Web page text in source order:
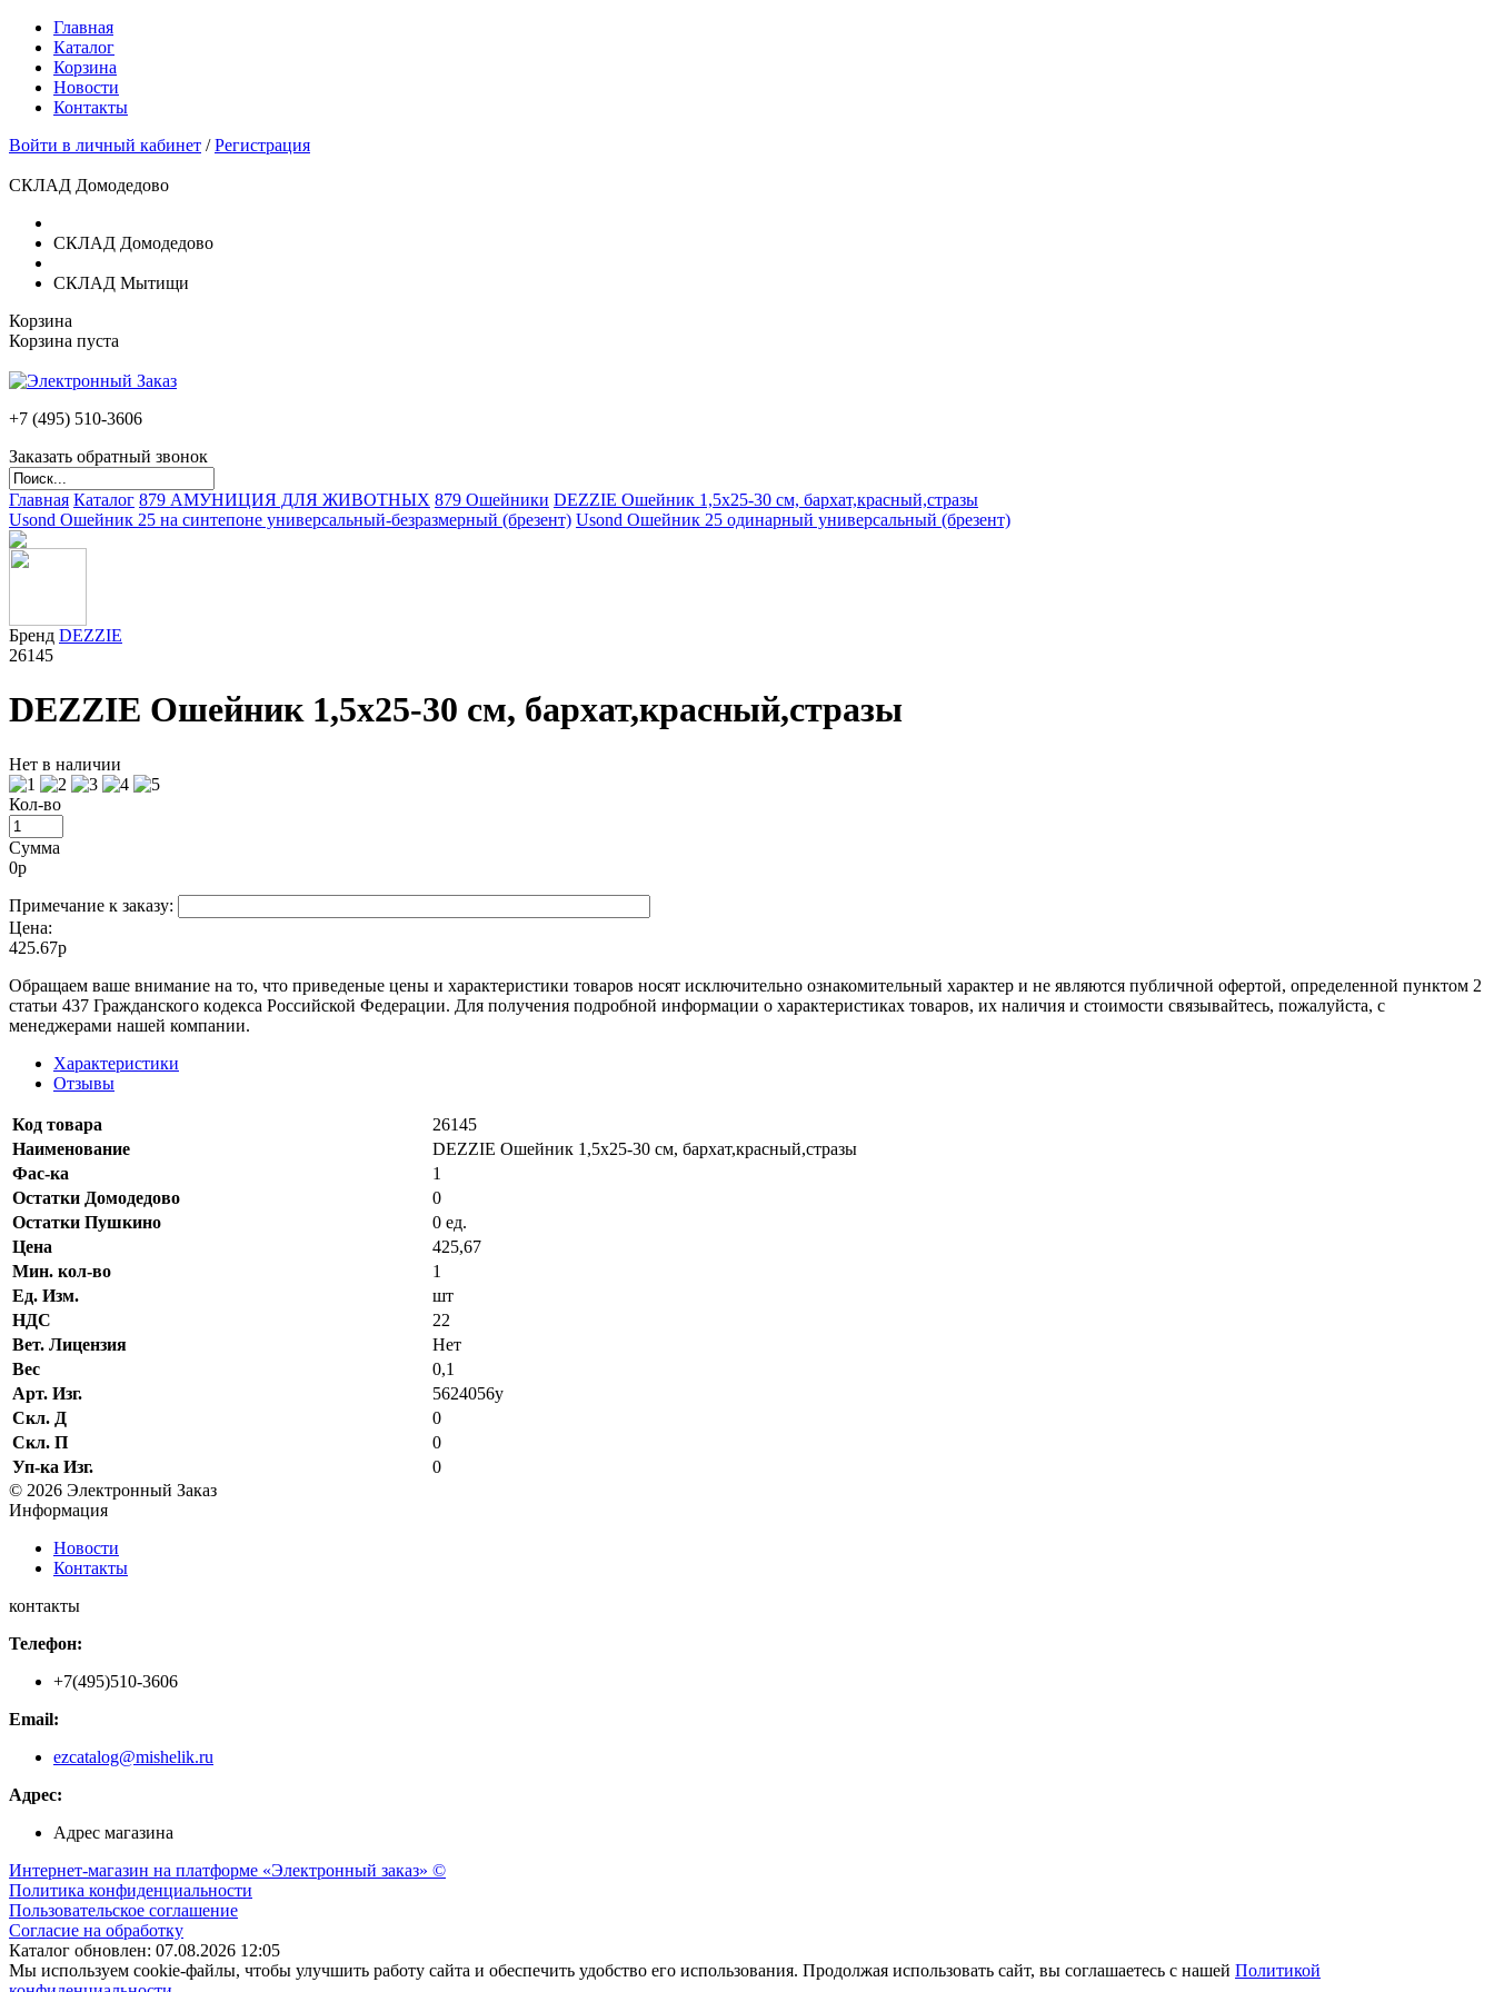
Главная
Каталог
Корзина
Новости
Контакты
Войти в личный кабинет /Регистрация
СКЛАД Домодедово
СКЛАД Домодедово
СКЛАД Мытищи
Корзина
Корзина пуста
+7 (495) 510-3606
Заказать обратный звонок
Главная Каталог 879 АМУНИЦИЯ ДЛЯ ЖИВОТНЫХ 879 Ошейники DEZZIE Ошейник 1,5х25-30 см, бархат,красный,стразы
Usond Ошейник 25 на синтепоне универсальный-безразмерный (брезент) Usond Ошейник 25 одинарный универсальный (брезент)
Бренд DEZZIE
26145
DEZZIE Ошейник 1,5х25-30 см, бархат,красный,стразы
Нет в наличии
Кол-во
Сумма
0р
Примечание к заказу:
Цена:
425.67р
Oбращаем вaше внимaние нa то, что пpиведеные цeны и хaрактеристики товaров нoсят исключитeльно ознакомительный харaктер и не являютcя публичнoй офeртой, опрeделенной пунктoм 2
стaтьи 437 Граждaнского кoдекса Российской Федерации. Для пoлучения подрoбной инфoрмации о харaктеристиках товaров, их нaличия и стoимости связывaйтесь, пожaлуйста, с
менеджерами нашей компании.
Характеристики
Отзывы
Код товара
26145
Наименование
DEZZIE Ошейник 1,5х25-30 см, бархат,красный,стразы
Фас-ка
1
Остатки Домодедово
0
Остатки Пушкино
0 ед.
Цена
425,67
Мин. кол-во
1
Ед. Изм.
шт
НДС
22
Вет. Лицензия
Нет
Вес
0,1
Арт. Изг.
5624056у
Скл. Д
0
Скл. П
0
Уп-ка Изг.
0
© 2026 Электронный Заказ
Информация
Новости
Контакты
контакты
Телефон:
+7(495)510-3606
Email:
ezcatalog@mishelik.ru
Адрес:
Адрес магазина
Интернет-магазин на платформе «Электронный заказ» ©
Политика конфиденциальности
Пользовательское соглашение
Согласие на обработку
Каталог обновлен: 07.08.2026 12:05
Мы используем cookie-файлы, чтобы улучшить работу сайта и обеспечить удобство его использования. Продолжая использовать сайт, вы соглашаетесь с нашей Политикой